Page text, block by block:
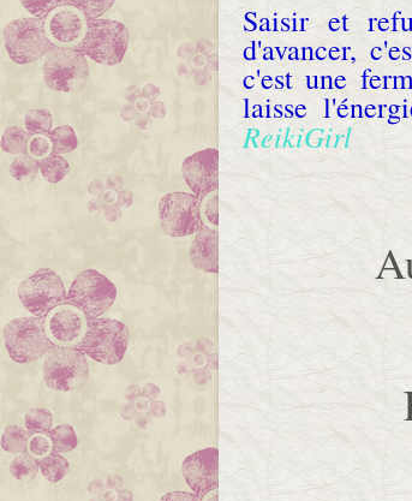
Saisir et
d'avancer,
c'est une
laisse
ReikiGirl